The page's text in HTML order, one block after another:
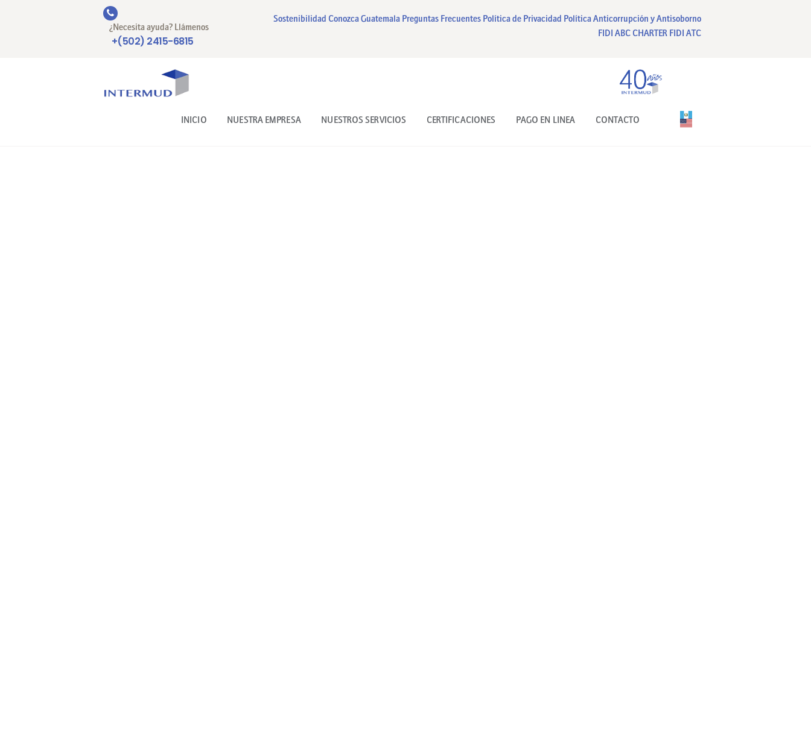
¿Necesita ayuda? Llámenos
+(502) 2415-6815
Sostenibilidad Conozca Guatemala Preguntas Frecuentes Política de Privacidad Política Anticorrupción y Antisoborno
FIDI ABC CHARTER FIDI ATC
INICIO NUESTRA EMPRESA NUESTROS SERVICIOS CERTIFICACIONES PAGO EN LINEA CONTACTO
INICIO